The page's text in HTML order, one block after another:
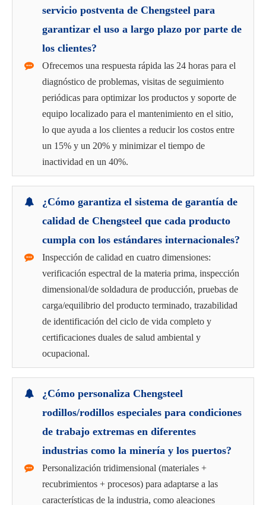
servicio postventa de Chengsteel para
garantizar el uso a largo plazo por parte de
los clientes?
Ofrecemos una respuesta rápida las 24 horas para el
diagnóstico de problemas, visitas de seguimiento
periódicas para optimizar los productos y soporte de
equipo localizado para el mantenimiento en el sitio,
lo que ayuda a los clientes a reducir los costos entre
un 15% y un 20% y minimizar el tiempo de
inactividad en un 40%.
¿Cómo garantiza el sistema de garantía de
calidad de Chengsteel que cada producto
cumpla con los estándares internacionales?
Inspección de calidad en cuatro dimensiones:
verificación espectral de la materia prima, inspección
dimensional/de soldadura de producción, pruebas de
carga/equilibrio del producto terminado, trazabilidad
de identificación del ciclo de vida completo y
certificaciones duales de salud ambiental y
ocupacional.
¿Cómo personaliza Chengsteel
rodillos/rodillos especiales para condiciones
de trabajo extremas en diferentes
industrias como la minería y los puertos?
Personalización tridimensional (materiales +
recubrimientos + procesos) para adaptarse a las
características de la industria, como aleaciones